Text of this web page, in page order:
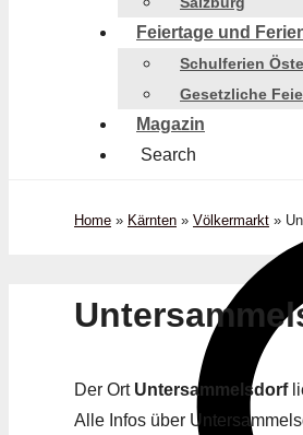
Feiertage und
Schulferien
Gesetzliche
Magazin
Search
Home » Kärnten » Völkermarkt »
Der Ort Untersammelsdorf
Alle Infos über